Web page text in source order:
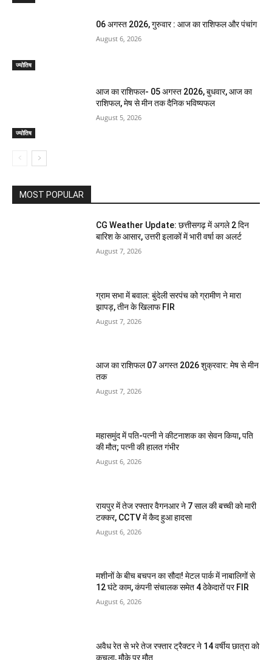
ज्योतिष
06 अगस्त 2026, गुरुवार : आज का राशिफल और पंचांग
August 6, 2026
ज्योतिष
आज का राशिफल- 05 अगस्त 2026, बुधवार, आज का
राशिफल, मेष से मीन तक दैनिक भविष्यफल
August 5, 2026
MOST POPULAR
CG Weather Update: छत्तीसगढ़ में अगले 2 दिन
बारिश के आसार, उत्तरी इलाकों में भारी वर्षा का अलर्ट
August 7, 2026
ग्राम सभा में बवाल: बुंदेली सरपंच को ग्रामीण ने मारा
झापड़, तीन के खिलाफ FIR
August 7, 2026
आज का राशिफल 07 अगस्त 2026 शुक्रवार: मेष से मीन
तक
August 7, 2026
महासमुंद में पति-पत्नी ने कीटनाशक का सेवन किया, पति
की मौत; पत्नी की हालत गंभीर
August 6, 2026
रायपुर में तेज रफ्तार वैगनआर ने 7 साल की बच्ची को मारी
टक्कर, CCTV में कैद हुआ हादसा
August 6, 2026
मशीनों के बीच बचपन का सौदा! मेटल पार्क में नाबालिगों से
12 घंटे काम, कंपनी संचालक समेत 4 ठेकेदारों पर FIR
August 6, 2026
अवैध रेत से भरे तेज रफ्तार ट्रैक्टर ने 14 वर्षीय छात्रा को
कुचला, मौके पर मौत